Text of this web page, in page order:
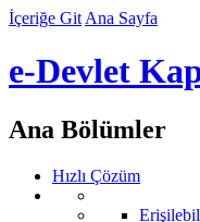
İçeriğe Git Ana Sayfa
e-Devlet
Ana Bölümler
Hızlı Çözüm